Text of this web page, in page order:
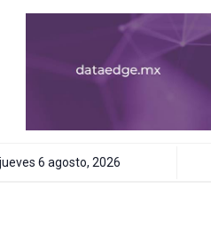
jueves 6 agosto, 2026